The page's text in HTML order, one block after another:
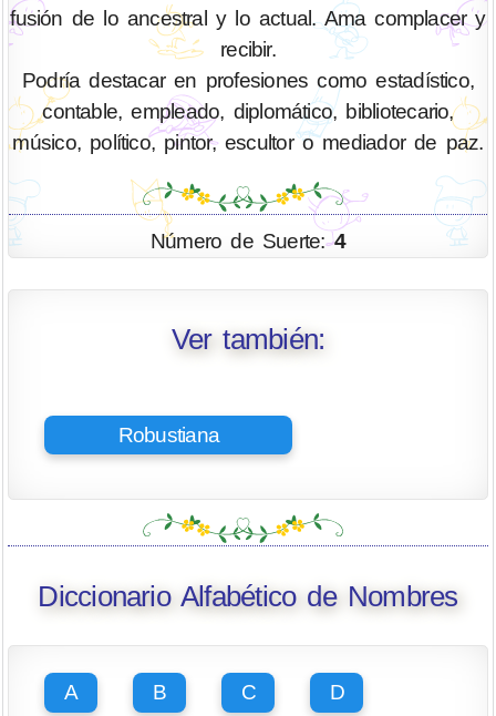
fusión de lo ancestral y lo actual. Ama complacer y
recibir.
Podría destacar en profesiones como estadístico,
contable, empleado, diplomático, bibliotecario,
músico, político, pintor, escultor o mediador de paz.
Número de Suerte:4
Ver también:
Robustiana
Diccionario Alfabético de Nombres
A B C D